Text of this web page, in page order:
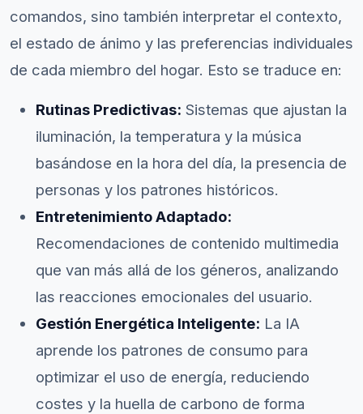
comandos, sino también interpretar el contexto,
el estado de ánimo y las preferencias individuales
de cada miembro del hogar. Esto se traduce en:
Rutinas Predictivas: Sistemas que ajustan la
iluminación, la temperatura y la música
basándose en la hora del día, la presencia de
personas y los patrones históricos.
Entretenimiento Adaptado:
Recomendaciones de contenido multimedia
que van más allá de los géneros, analizando
las reacciones emocionales del usuario.
Gestión Energética Inteligente: La IA
aprende los patrones de consumo para
optimizar el uso de energía, reduciendo
costes y la huella de carbono de forma